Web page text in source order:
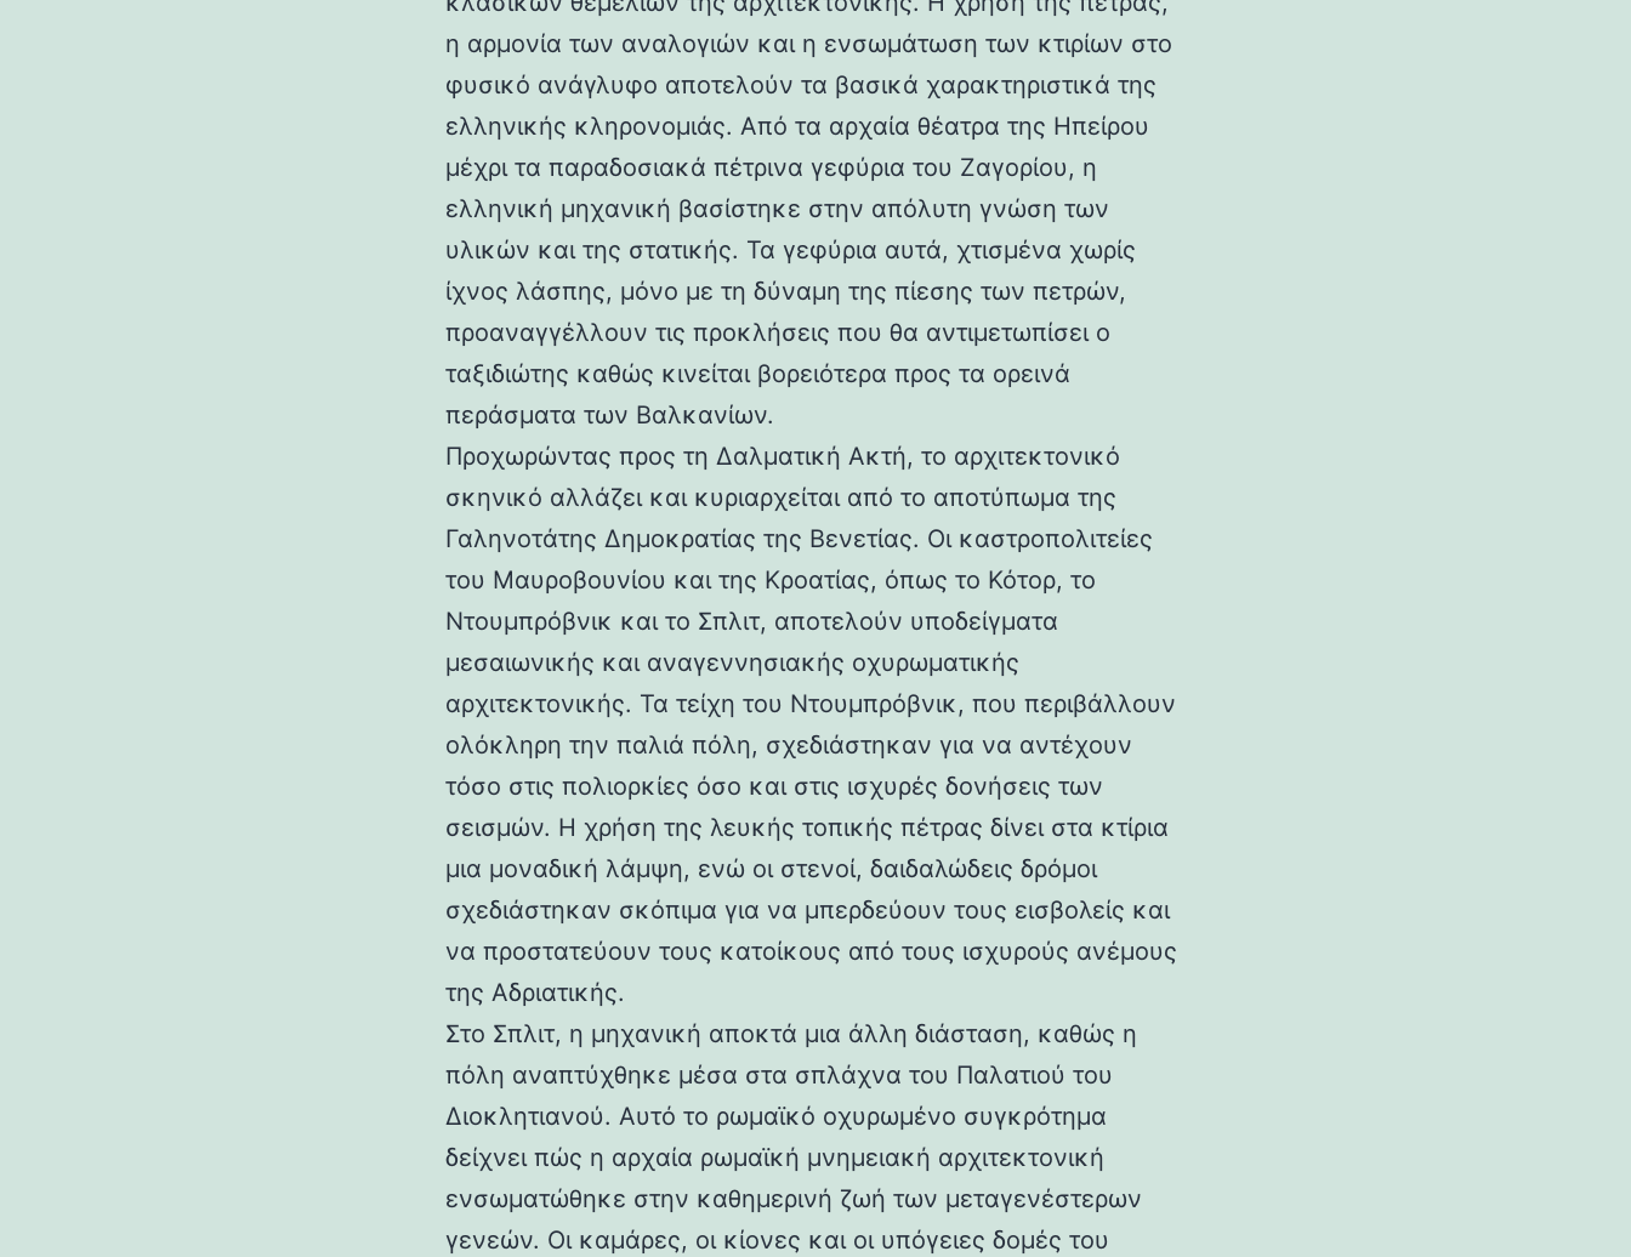
η αρμονία των αναλογιών και η ενσωμάτωση των κτιρίων στο
φυσικό ανάγλυφο αποτελούν τα βασικά χαρακτηριστικά της
ελληνικής κληρονομιάς. Από τα αρχαία θέατρα της Ηπείρου
μέχρι τα παραδοσιακά πέτρινα γεφύρια του Ζαγορίου, η
ελληνική μηχανική βασίστηκε στην απόλυτη γνώση των
υλικών και της στατικής. Τα γεφύρια αυτά, χτισμένα χωρίς
ίχνος λάσπης, μόνο με τη δύναμη της πίεσης των πετρών,
προαναγγέλλουν τις προκλήσεις που θα αντιμετωπίσει ο
ταξιδιώτης καθώς κινείται βορειότερα προς τα ορεινά
περάσματα των Βαλκανίων.
Προχωρώντας προς τη Δαλματική Ακτή, το αρχιτεκτονικό
σκηνικό αλλάζει και κυριαρχείται από το αποτύπωμα της
Γαληνοτάτης Δημοκρατίας της Βενετίας. Οι καστροπολιτείες
του Μαυροβουνίου και της Κροατίας, όπως το Κότορ, το
Ντουμπρόβνικ και το Σπλιτ, αποτελούν υποδείγματα
μεσαιωνικής και αναγεννησιακής οχυρωματικής
αρχιτεκτονικής. Τα τείχη του Ντουμπρόβνικ, που περιβάλλουν
ολόκληρη την παλιά πόλη, σχεδιάστηκαν για να αντέχουν
τόσο στις πολιορκίες όσο και στις ισχυρές δονήσεις των
σεισμών. Η χρήση της λευκής τοπικής πέτρας δίνει στα κτίρια
μια μοναδική λάμψη, ενώ οι στενοί, δαιδαλώδεις δρόμοι
σχεδιάστηκαν σκόπιμα για να μπερδεύουν τους εισβολείς και
να προστατεύουν τους κατοίκους από τους ισχυρούς ανέμους
της Αδριατικής.
Στο Σπλιτ, η μηχανική αποκτά μια άλλη διάσταση, καθώς η
πόλη αναπτύχθηκε μέσα στα σπλάχνα του Παλατιού του
Διοκλητιανού. Αυτό το ρωμαϊκό οχυρωμένο συγκρότημα
δείχνει πώς η αρχαία ρωμαϊκή μνημειακή αρχιτεκτονική
ενσωματώθηκε στην καθημερινή ζωή των μεταγενέστερων
γενεών. Οι καμάρες, οι κίονες και οι υπόγειες δομές του